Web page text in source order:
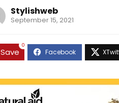
Stylishweb
September 15, 2021
Save
0